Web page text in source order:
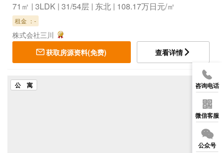
71㎡ | 3LDK | 31/54层 | 东北 | 108.17万日元/㎡
租金 ：-
株式会社三川
获取房源资料(免费)
查看详情
公 寓 咨询电话
微信客服
公众号